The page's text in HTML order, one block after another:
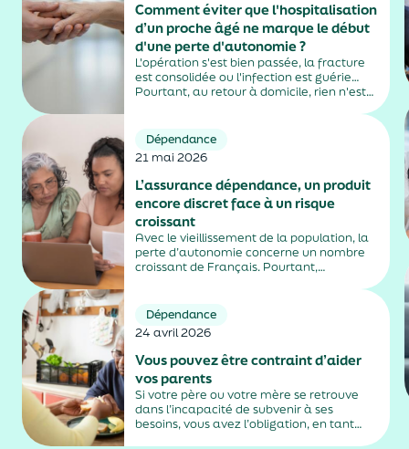
Comment éviter que l'hospitalisation
d’un proche âgé ne marque le début
d'une perte d'autonomie ?
L'opération s'est bien passée, la fracture
est consolidée ou l'infection est guérie…
Pourtant, au retour à domicile, rien n'est
fatigue inhabituelle : chez certaines
personnes âgées, l'hospitalisation peut
entraîner...
Dépendance
21 mai 2026
L’assurance dépendance, un produit
encore discret face à un risque
croissant
Avec le vieillissement de la population, la
perte d’autonomie concerne un nombre
croissant de Français. Pourtant,
reste encore confidentielle.
Dépendance
24 avril 2026
Vous pouvez être contraint d’aider
vos parents
Si votre père ou votre mère se retrouve
dans l’incapacité de subvenir à ses
besoins, vous avez l’obligation, en tant
qu’enfant, de l’héberger et de le nourrir, ou